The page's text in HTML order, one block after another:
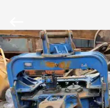
HAUS
PRODUKTE
All
Rights
Reserved.